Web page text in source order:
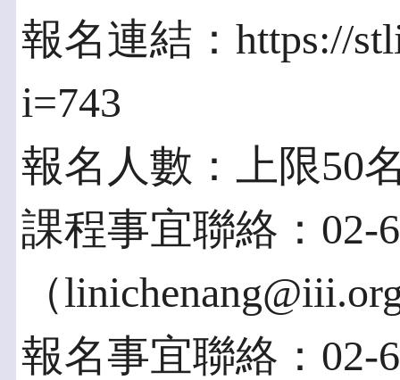
報名連結：https://
i=743
報名人數：上限50
課程事宜聯絡：02-
（
報名事宜聯絡：02-